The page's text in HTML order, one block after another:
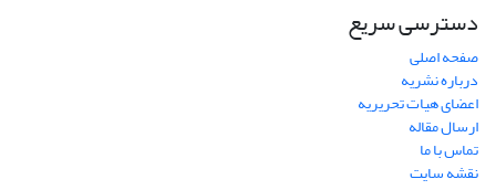
دسترسی سریع
صفحه اصلی
درباره نشریه
اعضای هیات تحریریه
ارسال مقاله
تماس با ما
نقشه سایت